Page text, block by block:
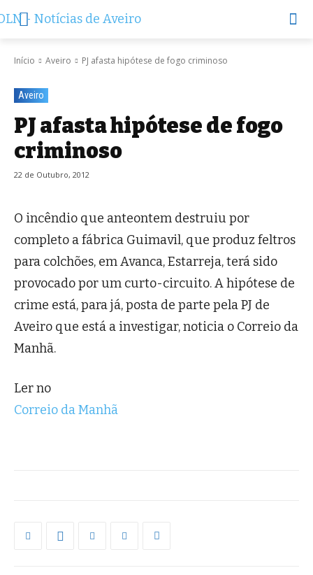
Início Aveiro PJ afasta hipótese de fogo criminoso
Aveiro
PJ afasta hipótese de fogo
criminoso
22 de Outubro, 2012
O incêndio que anteontem destruiu por
completo a fábrica Guimavil, que produz feltros
para colchões, em Avanca, Estarreja, terá sido
provocado por um curto-circuito. A hipótese de
crime está, para já, posta de parte pela PJ de
Aveiro que está a investigar, noticia o Correio da
Manhã.
Ler no
Correio da Manhã